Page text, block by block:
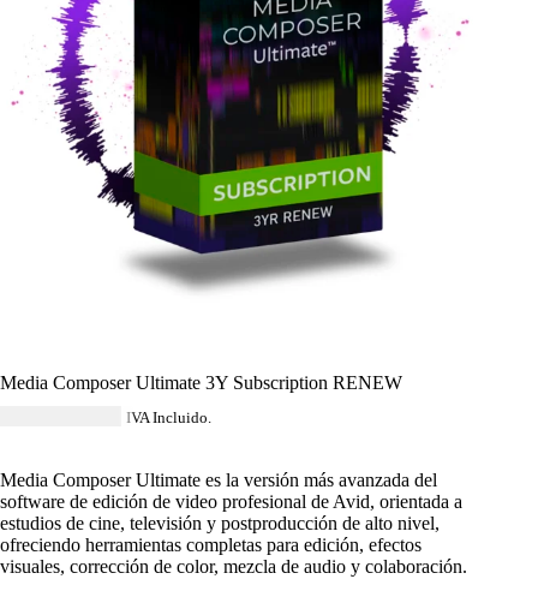
Media Composer Ultimate 3Y Subscription RENEW
IVA Incluido.
Media Composer Ultimate es la versión más avanzada del
software de edición de video profesional de Avid, orientada a
estudios de cine, televisión y postproducción de alto nivel,
ofreciendo herramientas completas para edición, efectos
visuales, corrección de color, mezcla de audio y colaboración.